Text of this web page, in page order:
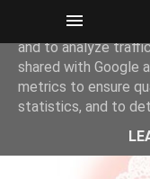
This site uses
and to analyze
shared with Google
metrics to ensure
statistics, and to